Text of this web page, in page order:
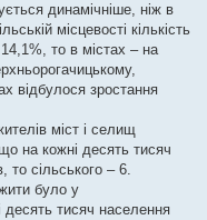
динамічніше, ніж в
місцевості кількість
то в містах – на
відбулося зростання
міст і селищ
на кожні десять тисяч
то сільського – 6.
було у
десять тисяч населення